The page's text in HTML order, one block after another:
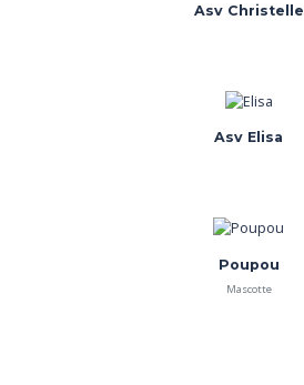
Asv Christelle
Asv Elisa
Poupou
Mascotte